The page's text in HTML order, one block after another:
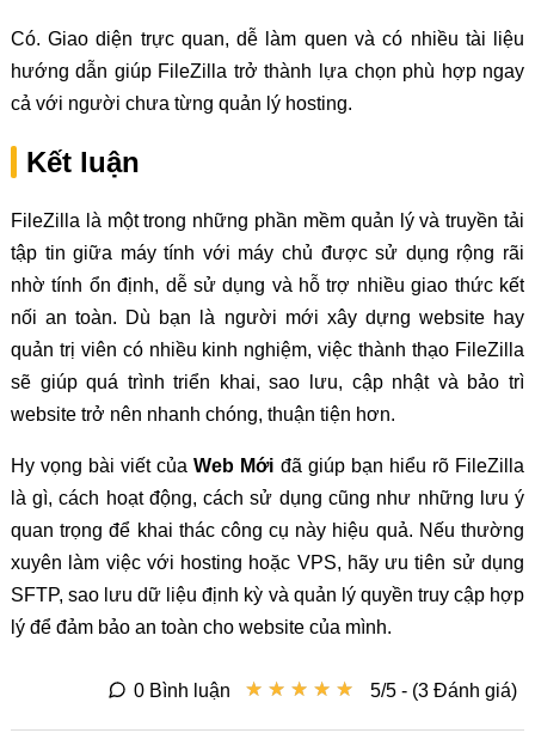
Có. Giao diện trực quan, dễ làm quen và có nhiều tài liệu
hướng dẫn giúp FileZilla trở thành lựa chọn phù hợp ngay
cả với người chưa từng quản lý hosting.
Kết luận
FileZilla là một trong những phần mềm quản lý và truyền tải
tập tin giữa máy tính với máy chủ được sử dụng rộng rãi
nhờ tính ổn định, dễ sử dụng và hỗ trợ nhiều giao thức kết
nối an toàn. Dù bạn là người mới xây dựng website hay
quản trị viên có nhiều kinh nghiệm, việc thành thạo FileZilla
sẽ giúp quá trình triển khai, sao lưu, cập nhật và bảo trì
website trở nên nhanh chóng, thuận tiện hơn.
Hy vọng bài viết củaWeb Mới đã giúp bạn hiểu rõ FileZilla
là gì, cách hoạt động, cách sử dụng cũng như những lưu ý
quan trọng để khai thác công cụ này hiệu quả. Nếu thường
xuyên làm việc với hosting hoặc VPS, hãy ưu tiên sử dụng
SFTP, sao lưu dữ liệu định kỳ và quản lý quyền truy cập hợp
lý để đảm bảo an toàn cho website của mình.
★ ★ ★ ★ ★
★ ★ ★ ★ ★ 5/5 - (3 Đánh giá)
0 Bình luận